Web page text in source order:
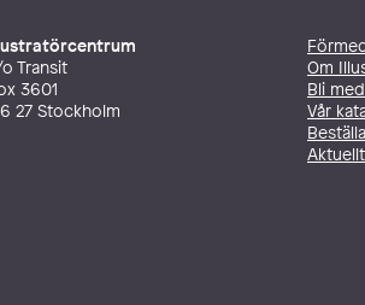
Transit
3601
27 Stockholm
Om
Bli
Vår
Aktuellt